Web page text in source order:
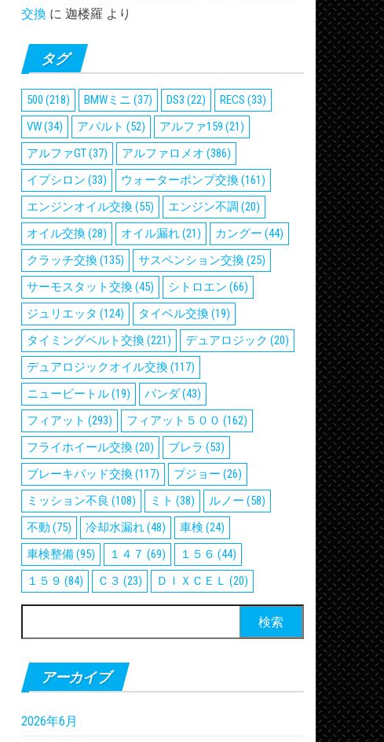
交換 に 迦楼羅 より
タグ
500 (218) BMWミニ (37) DS3 (22) RECS (33)
VW(34) アバルト (52) アルファ159 (21)
アルファGT(37) アルファロメオ (386)
イプシロン (33) ウォーターポンプ交換(161)
エンジンオイル交換(55) エンジン不調 (20)
オイル交換(28) オイル漏れ(21) カングー (44)
クラッチ交換(135) サスペンション交換(25)
サーモスタット交換(45) シトロエン (66)
ジュリエッタ (124) タイベル交換(19)
タイミングベルト交換(221) デュアロジック (20)
デュアロジックオイル交換(117)
ニュービートル(19) パンダ(43)
フィアット (293) フィアット５００ (162)
フライホイール交換(20) ブレラ (53)
ブレーキパッド交換(117) プジョー (26)
ミッション不良 (108) ミト (38) ルノー (58)
不動 (75) 冷却水漏れ(48) 車検 (24)
車検整備(95) １４７ (69) １５６ (44)
１５９ (84) Ｃ３ (23) ＤＩＸＣＥＬ (20)
索:
アーカイブ
2026年6月